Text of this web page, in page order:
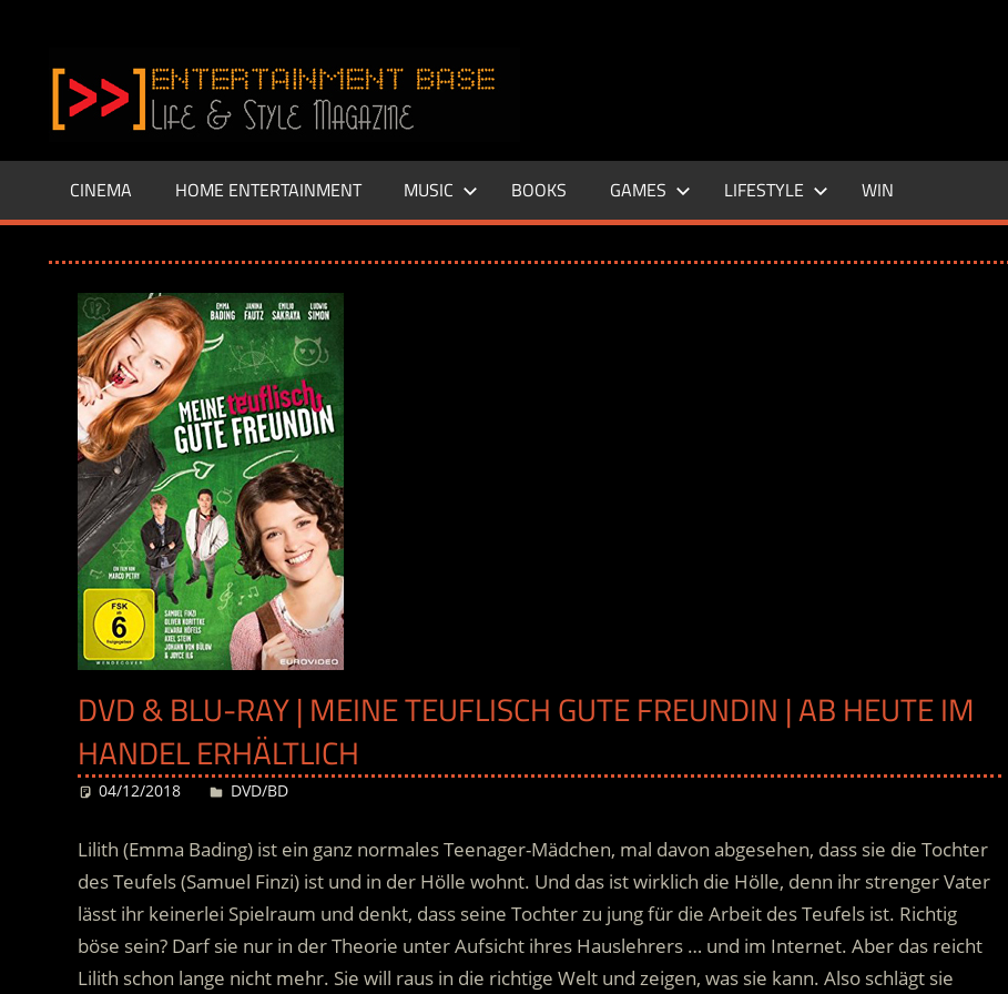
springen
–
LIFE
Base.de
CINEMA HOME ENTERTAINMENT MUSIC BOOKS GAMES LIFESTYLE WIN
DVD & BLU-RAY | MEINE TEUFLISCH GUTE FREUNDIN | AB HEUTE IM
HANDEL ERHÄLTLICH
04/12/2018 Desiree
DVD/BD
Lilith (Emma Bading) ist ein ganz normales Teenager-Mädchen, mal davon abgesehen, dass sie die Tochter
des Teufels (Samuel Finzi) ist und in der Hölle wohnt. Und das ist wirklich die Hölle, denn ihr strenger Vater
lässt ihr keinerlei Spielraum und denkt, dass seine Tochter zu jung für die Arbeit des Teufels ist. Richtig
böse sein? Darf sie nur in der Theorie unter Aufsicht ihres Hauslehrers … und im Internet. Aber das reicht
Lilith schon lange nicht mehr. Sie will raus in die richtige Welt und zeigen, was sie kann. Also schlägt sie